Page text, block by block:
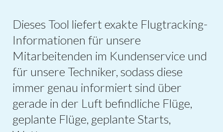
Dieses Tool liefert exakte Flugtracking-
Informationen für unsere
Mitarbeitenden im Kundenservice und
für unsere Techniker, sodass diese
immer genau informiert sind über
gerade in der Luft befindliche Flüge,
geplante Flüge, geplante Starts,